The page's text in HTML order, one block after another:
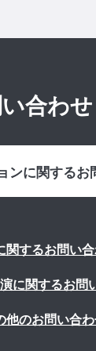
合わ
ンに関する
関するお問い
に関するお問
他のお問い合